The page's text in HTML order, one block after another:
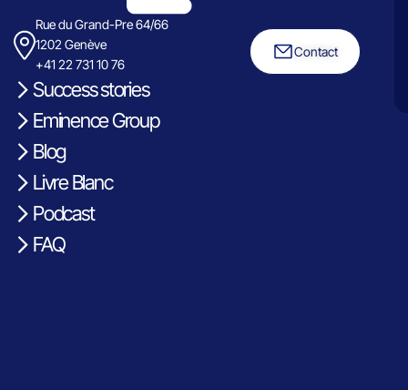
Rue du Grand-Pre 64/66
1202 Genève
+41 22 731 10 76
Contact
Success stories
Eminence Group
Blog
Livre Blanc
Podcast
FAQ